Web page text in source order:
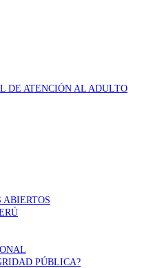
DE ATENCIÓN AL ADULTO
ABIERTOS
PÚBLICA?